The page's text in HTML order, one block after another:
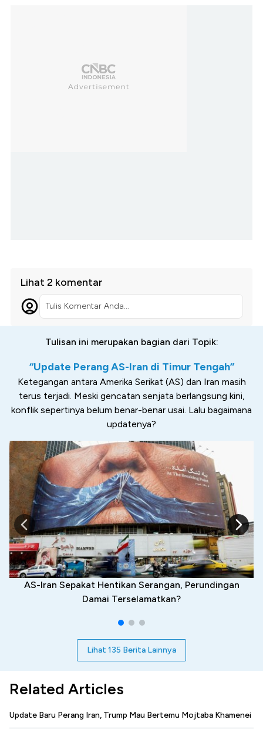
Lihat 2 komentar
Tulis Komentar Anda...
Tulisan ini merupakan bagian dari Topik:
“Update Perang AS-Iran di Timur Tengah”
Ketegangan antara Amerika Serikat (AS) dan Iran masih
terus terjadi. Meski gencatan senjata berlangsung kini,
konflik sepertinya belum benar-benar usai. Lalu bagaimana
updatenya?
AS-Iran Sepakat Hentikan Serangan, Perundingan
Damai Terselamatkan?
Lihat 135 Berita Lainnya
Related Articles
Update Baru Perang Iran, Trump Mau Bertemu Mojtaba Khamenei